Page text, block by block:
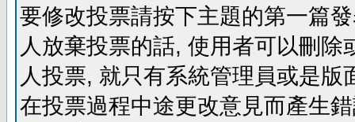
要修改投票請按下主題的第一篇
人放棄投票的話, 使用者可以刪
人投票, 就只有系統管理員或是
在投票過程中途更改意見而產生